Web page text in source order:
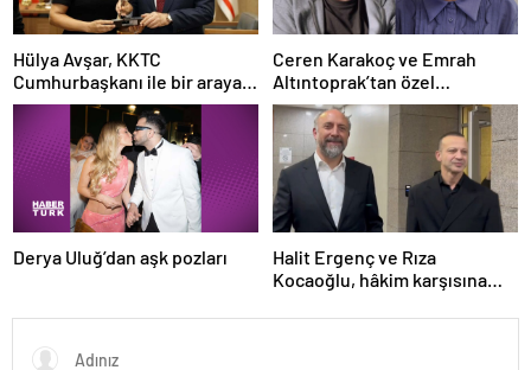
Hülya Avşar, KKTC
Cumhurbaşkanı ile bir araya
geldi
Ceren Karakoç ve Emrah
Altıntoprak’tan özel
açıklamalar
Derya Uluğ’dan aşk pozları
Halit Ergenç ve Rıza
Kocaoğlu, hâkim karşısına